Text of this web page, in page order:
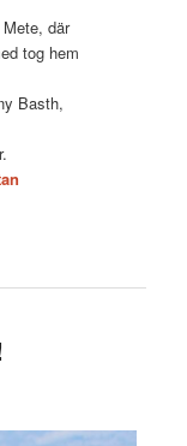
där
tog hem
Basth,